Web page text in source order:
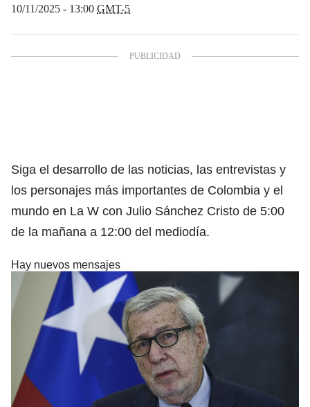
10/11/2025 - 13:00 GMT-5
Siga el desarrollo de las noticias, las entrevistas y
los personajes más importantes de Colombia y el
mundo en La W con Julio Sánchez Cristo de 5:00
de la mañana a 12:00 del mediodía.
Hay nuevos mensajes